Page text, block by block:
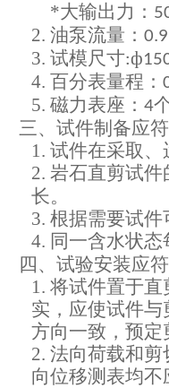
*大输出力 ：
2. 油泵流量：
3. 试模尺寸:ф
4. 百分表量程：
5. 磁力表座： 4
三、试件制备应
1. 试件在采取、
2. 岩石直剪试件
长。
3. 根据需要试件
4. 同一含水状
四、试验安装应
1. 将试件置于直
实，应使试件
方向一致，预
2. 法向荷载和剪
向位移测表均不